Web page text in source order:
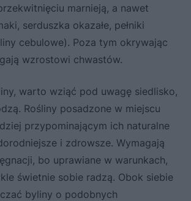
marnieją, a nawet
serduszka okazałe, pełniki
cebulowe). Poza tym okrywając
wzrostowi chwastów.
warto wziąć pod uwagę siedlisko,
Rośliny posadzone w miejscu
przypominającym ich naturalne
i zdrowsze. Wymagają
bo uprawiane w warunkach,
świetnie sobie radzą. Obok siebie
byliny o podobnych